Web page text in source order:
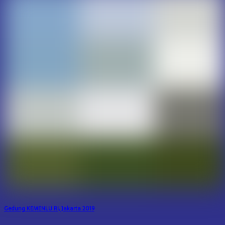
Gedung KEMENLU RI, Jakarta 2019